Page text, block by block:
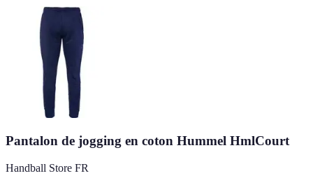
Pantalon de jogging en coton Hummel HmlCourt
Handball Store FR